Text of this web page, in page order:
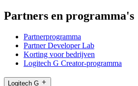
Partners en programma's
Partnerprogramma
Partner Developer Lab
Korting voor bedrijven
Logitech G Creator-programma
Logitech G